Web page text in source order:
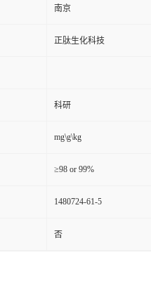
南京
正肽生化科技
科研
mg\g\kg
≥98 or 99%
1480724-61-5
否